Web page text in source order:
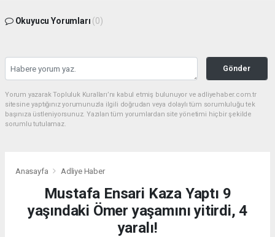
Okuyucu Yorumları (0)
Gönder
Yorum yazarak Topluluk Kuralları’nı kabul etmiş bulunuyor ve adliyehaber.com.tr
sitesine yaptığınız yorumunuzla ilgili doğrudan veya dolaylı tüm sorumluluğu tek
başınıza üstleniyorsunuz. Yazılan tüm yorumlardan site yönetimi hiçbir şekilde
sorumlu tutulamaz.
Anasayfa Adliye Haber
Mustafa Ensari Kaza Yaptı 9
yaşındaki Ömer yaşamını yitirdi, 4
yaralı!